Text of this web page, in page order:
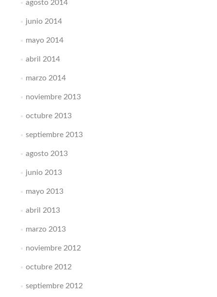
agosto 2014
junio 2014
mayo 2014
abril 2014
marzo 2014
noviembre 2013
octubre 2013
septiembre 2013
agosto 2013
junio 2013
mayo 2013
abril 2013
marzo 2013
noviembre 2012
octubre 2012
septiembre 2012